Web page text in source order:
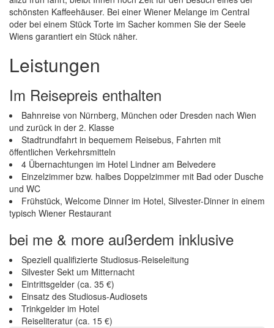
schönsten Kaffeehäuser. Bei einer Wiener Melange im Central
oder bei einem Stück Torte im Sacher kommen Sie der Seele
Wiens garantiert ein Stück näher.
Leistungen
Im Reisepreis enthalten
Bahnreise von Nürnberg, München oder Dresden nach Wien
und zurück in der 2. Klasse
Stadtrundfahrt in bequemem Reisebus, Fahrten mit
öffentlichen Verkehrsmitteln
4 Übernachtungen im Hotel Lindner am Belvedere
Einzelzimmer bzw. halbes Doppelzimmer mit Bad oder Dusche
und WC
Frühstück, Welcome Dinner im Hotel, Silvester-Dinner in einem
typisch Wiener Restaurant
bei me & more außerdem inklusive
Speziell qualifizierte Studiosus-Reiseleitung
Silvester Sekt um Mitternacht
Eintrittsgelder (ca. 35 €)
Einsatz des Studiosus-Audiosets
Trinkgelder im Hotel
Reiseliteratur (ca. 15 €)